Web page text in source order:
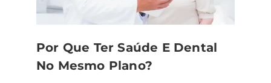
Por Que Ter Saúde E Dental
No Mesmo Plano?